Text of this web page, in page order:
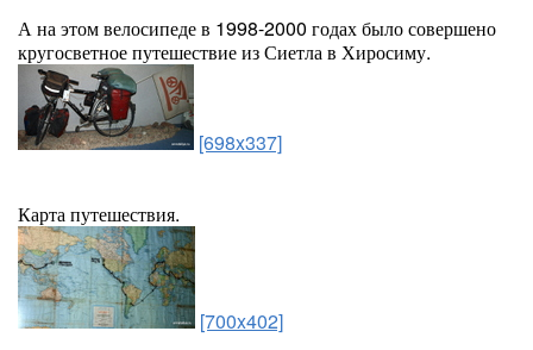
А на этом велосипеде в 1998-2000 годах было совершено
кругосветное путешествие из Сиетла в Хиросиму.
[698x337]
Карта путешествия.
[700x402]